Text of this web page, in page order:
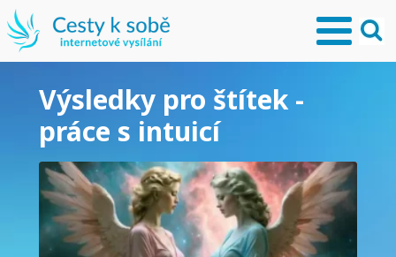
Výsledky pro štítek -
práce s intuicí